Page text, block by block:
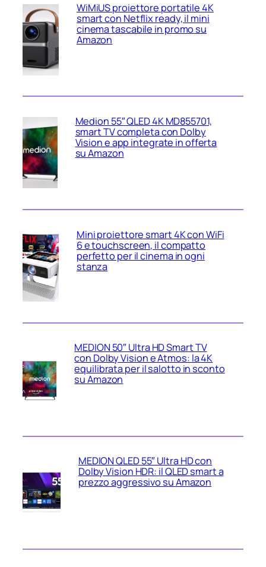
WiMiUS proiettore portatile 4K
smart con Netflix ready, il mini
cinema tascabile in promo su
Amazon
Medion 55″ QLED 4K MD855701,
smart TV completa con Dolby
Vision e app integrate in offerta
su Amazon
Mini proiettore smart 4K con WiFi
6 e touchscreen, il compatto
perfetto per il cinema in ogni
stanza
MEDION 50″ Ultra HD Smart TV
con Dolby Vision e Atmos: la 4K
equilibrata per il salotto in sconto
su Amazon
MEDION QLED 55″ Ultra HD con
Dolby Vision HDR: il QLED smart a
prezzo aggressivo su Amazon